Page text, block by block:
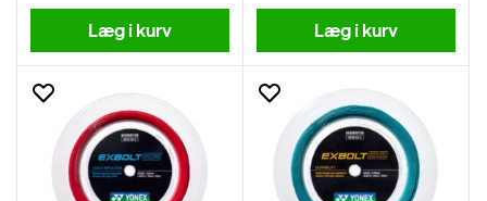
Læg i kurv Læg i kurv